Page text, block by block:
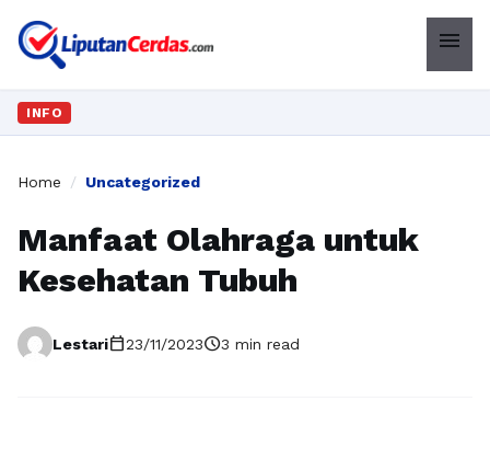
menu
INFO
Home / Uncategorized
Manfaat Olahraga untuk
Kesehatan Tubuh
Lestaricalendar_today23/11/2023schedule3 min read